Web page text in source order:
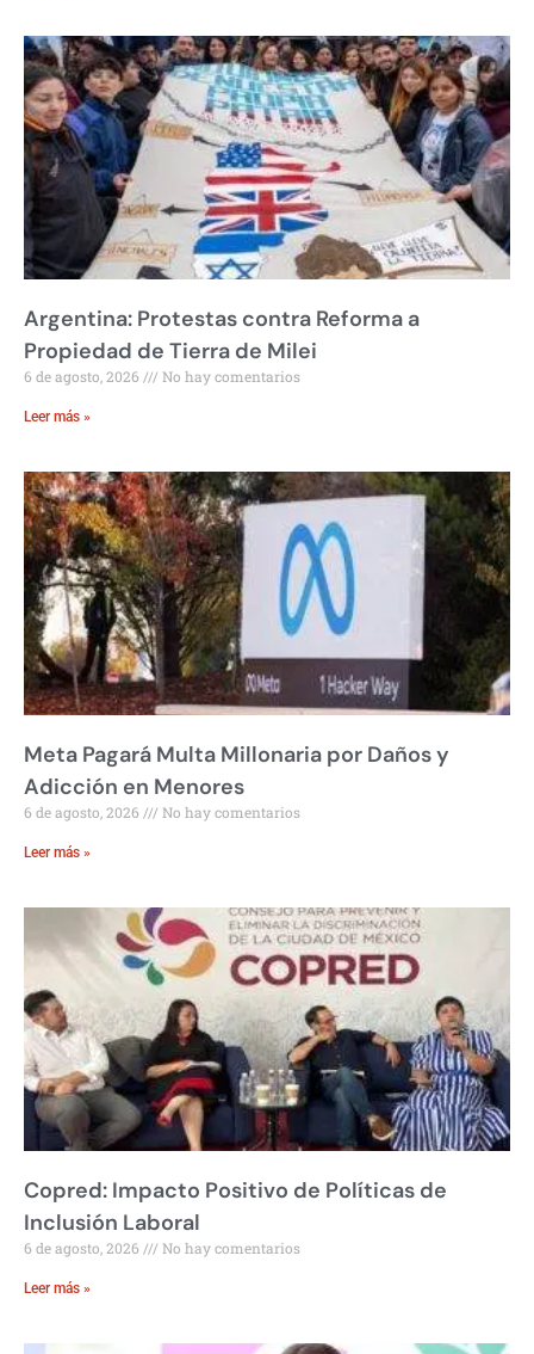
Argentina: Protestas contra Reforma a
Propiedad de Tierra de Milei
6 de agosto, 2026 No hay comentarios
Leer más »
Meta Pagará Multa Millonaria por Daños y
Adicción en Menores
6 de agosto, 2026 No hay comentarios
Leer más »
Copred: Impacto Positivo de Políticas de
Inclusión Laboral
6 de agosto, 2026 No hay comentarios
Leer más »